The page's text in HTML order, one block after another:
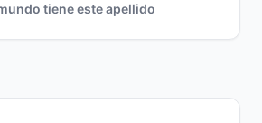
tiene este apellido